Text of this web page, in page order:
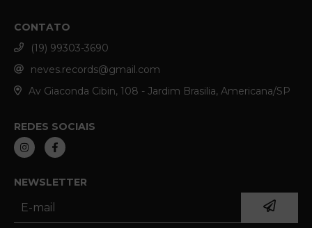
CONTATO
(19) 99303-3690
neves.records@gmail.com
Av Giaconda Cibin, 108 - Jardim Brasilia, Americana/SP
REDES SOCIAIS
NEWSLETTER